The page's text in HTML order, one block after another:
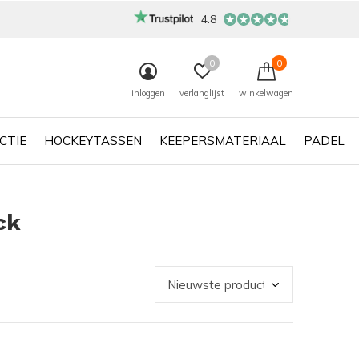
HOCKEYTASSEN KEEPERSMATERIAAL PADEL
inloggen verlanglijst
0
winkelwagen
0
4.8